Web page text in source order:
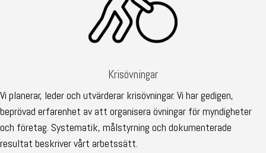
Krisövningar
Vi planerar, leder och utvärderar krisövningar. Vi har gedigen,
beprövad erfarenhet av att organisera övningar för myndigheter
och företag. Systematik, målstyrning och dokumenterade
resultat beskriver vårt arbetssätt.